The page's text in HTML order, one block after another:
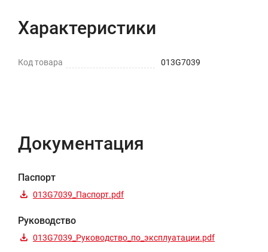
Характеристики
Код товара 013G7039
Документация
Паспорт
013G7039_Паспорт.pdf
Руководство
013G7039_Руководство_по_эксплуатации.pdf